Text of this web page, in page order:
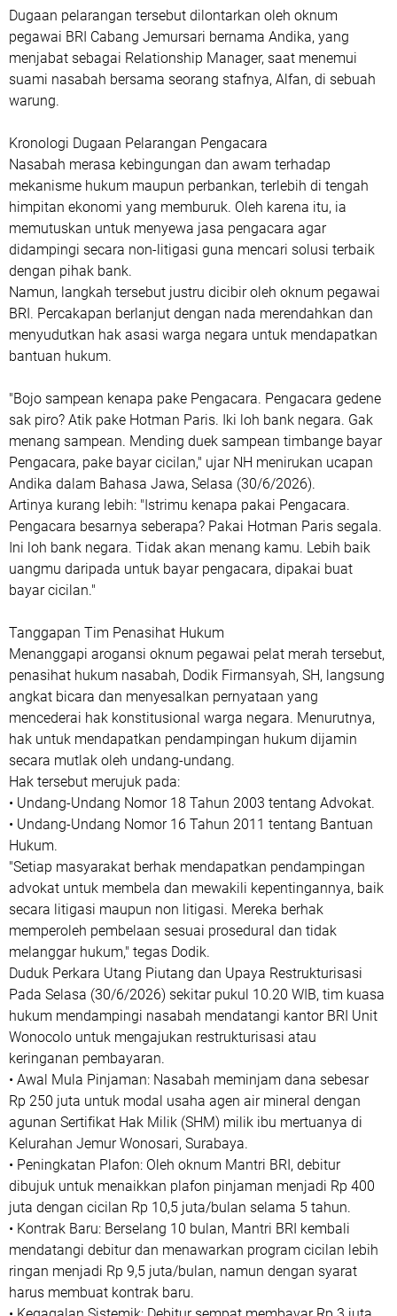
Dugaan pelarangan tersebut dilontarkan oleh oknum
pegawai BRI Cabang Jemursari bernama Andika, yang
menjabat sebagai Relationship Manager, saat menemui
suami nasabah bersama seorang stafnya, Alfan, di sebuah
warung.
Kronologi Dugaan Pelarangan Pengacara
Nasabah merasa kebingungan dan awam terhadap
mekanisme hukum maupun perbankan, terlebih di tengah
himpitan ekonomi yang memburuk. Oleh karena itu, ia
memutuskan untuk menyewa jasa pengacara agar
didampingi secara non-litigasi guna mencari solusi terbaik
dengan pihak bank.
Namun, langkah tersebut justru dicibir oleh oknum pegawai
BRI. Percakapan berlanjut dengan nada merendahkan dan
menyudutkan hak asasi warga negara untuk mendapatkan
bantuan hukum.
"Bojo sampean kenapa pake Pengacara. Pengacara gedene
sak piro? Atik pake Hotman Paris. Iki loh bank negara. Gak
menang sampean. Mending duek sampean timbange bayar
Pengacara, pake bayar cicilan," ujar NH menirukan ucapan
Andika dalam Bahasa Jawa, Selasa (30/6/2026).
Artinya kurang lebih: "Istrimu kenapa pakai Pengacara.
Pengacara besarnya seberapa? Pakai Hotman Paris segala.
Ini loh bank negara. Tidak akan menang kamu. Lebih baik
uangmu daripada untuk bayar pengacara, dipakai buat
bayar cicilan."
Tanggapan Tim Penasihat Hukum
Menanggapi arogansi oknum pegawai pelat merah tersebut,
penasihat hukum nasabah, Dodik Firmansyah, SH, langsung
angkat bicara dan menyesalkan pernyataan yang
mencederai hak konstitusional warga negara. Menurutnya,
hak untuk mendapatkan pendampingan hukum dijamin
secara mutlak oleh undang-undang.
Hak tersebut merujuk pada:
• Undang-Undang Nomor 18 Tahun 2003 tentang Advokat.
• Undang-Undang Nomor 16 Tahun 2011 tentang Bantuan
Hukum.
"Setiap masyarakat berhak mendapatkan pendampingan
advokat untuk membela dan mewakili kepentingannya, baik
secara litigasi maupun non litigasi. Mereka berhak
memperoleh pembelaan sesuai prosedural dan tidak
melanggar hukum," tegas Dodik.
Duduk Perkara Utang Piutang dan Upaya Restrukturisasi
Pada Selasa (30/6/2026) sekitar pukul 10.20 WIB, tim kuasa
hukum mendampingi nasabah mendatangi kantor BRI Unit
Wonocolo untuk mengajukan restrukturisasi atau
keringanan pembayaran.
• Awal Mula Pinjaman: Nasabah meminjam dana sebesar
Rp 250 juta untuk modal usaha agen air mineral dengan
agunan Sertifikat Hak Milik (SHM) milik ibu mertuanya di
Kelurahan Jemur Wonosari, Surabaya.
• Peningkatan Plafon: Oleh oknum Mantri BRI, debitur
dibujuk untuk menaikkan plafon pinjaman menjadi Rp 400
juta dengan cicilan Rp 10,5 juta/bulan selama 5 tahun.
• Kontrak Baru: Berselang 10 bulan, Mantri BRI kembali
mendatangi debitur dan menawarkan program cicilan lebih
ringan menjadi Rp 9,5 juta/bulan, namun dengan syarat
harus membuat kontrak baru.